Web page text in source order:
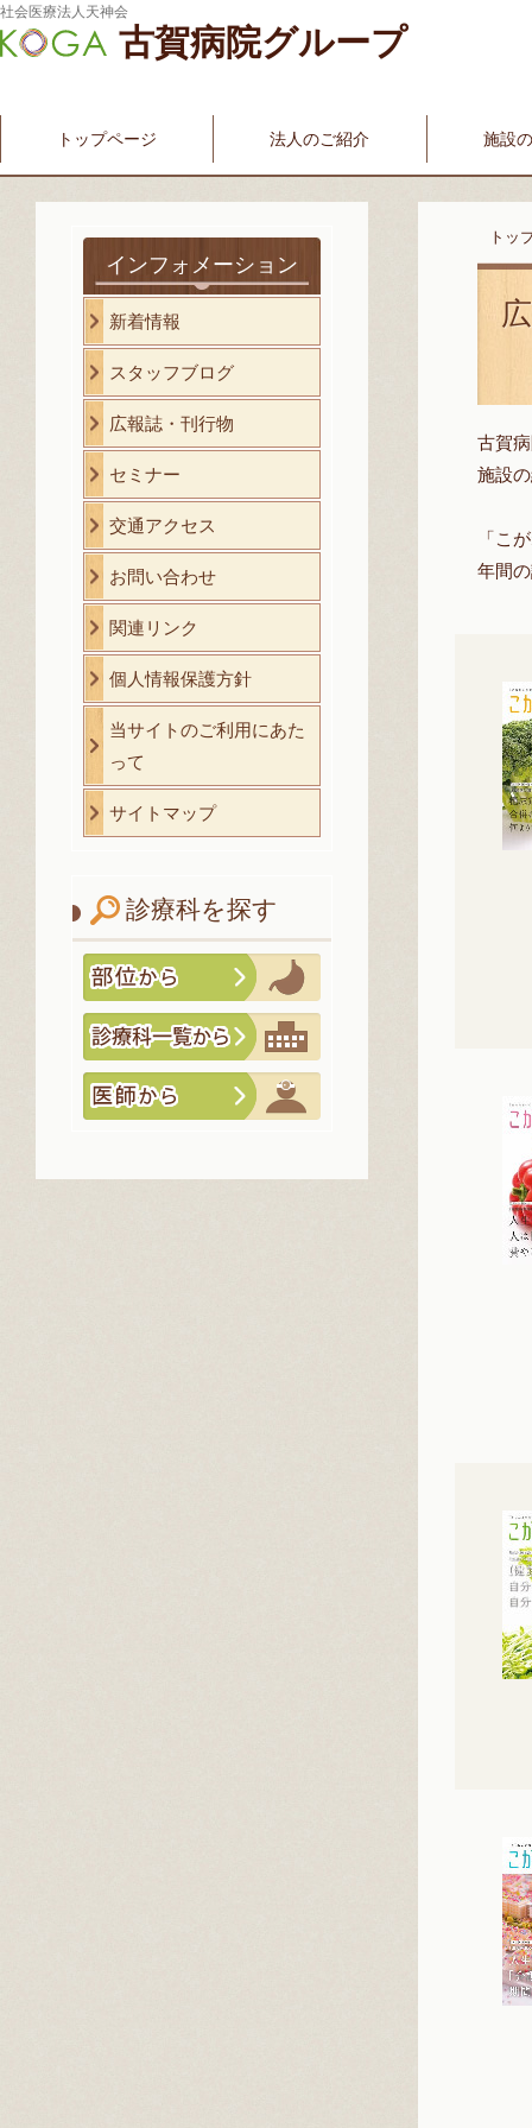
社会医療法人天神会
古賀病院グループ
トップページ 法人のご紹介 施設
新古賀みなみ病院 新古賀クリニック
インフォメーション
新着情報
スタッフブログ
広報誌・刊行物
セミナー
交通アクセス
お問い合わせ
関連リンク
個人情報保護方針
当サイトのご利用にあた
って
サイトマップ
診療科を探す
トッ
古賀
施設
「こ
年間